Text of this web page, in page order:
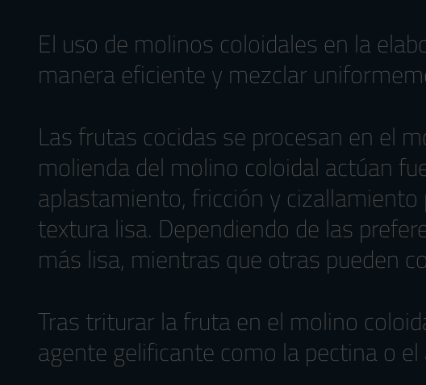
El uso de molinos coloidales en la
manera eficiente y mezclar
Las frutas cocidas se procesan en el
molienda del molino coloidal actúan
aplastamiento, fricción y
textura lisa. Dependiendo de las
más lisa, mientras que otras pueden
Tras triturar la fruta en el molino
agente gelificante como la pectina o